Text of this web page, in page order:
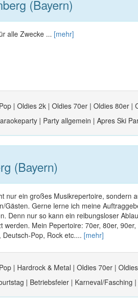
(Bayern)
alle Zwecke ... [mehr]
| Oldies 2k | Oldies 70er | Oldies 80er |
| Party allgemein | Apres Ski
(Bayern)
nur ein großes Musikrepertoire, sondern
Gästen. Gerne lerne ich meine
Denn nur so kann ein reibungsloser
werden. Mein Pepertoire: 70er, 80er,
Pop, Rock etc.... [mehr]
| Hardrock & Metal | Oldies 70er |
| Betriebsfeier | Karneval/Fasching